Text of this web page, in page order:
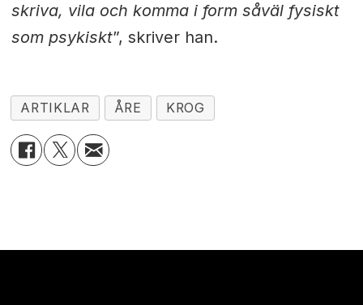
skriva, vila och komma i form såväl fysiskt
som psykiskt”, skriver han.
ARTIKLAR ÅRE KROG